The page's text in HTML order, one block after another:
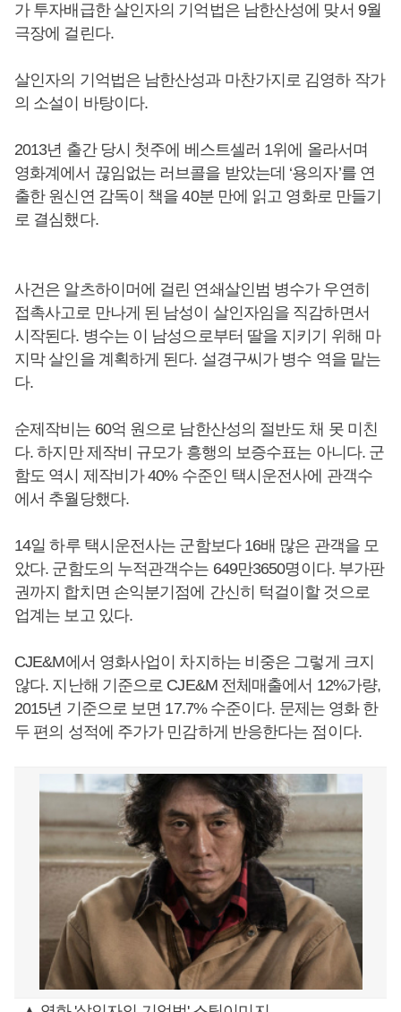
가 투자배급한 살인자의 기억법은 남한산성에 맞서 9월
극장에 걸린다.
살인자의 기억법은 남한산성과 마찬가지로 김영하 작가
의 소설이 바탕이다.
2013년 출간 당시 첫주에 베스트셀러 1위에 올라서며
영화계에서 끊임없는 러브콜을 받았는데 ‘용의자’를 연
출한 원신연 감독이 책을 40분 만에 읽고 영화로 만들기
로 결심했다.
사건은 알츠하이머에 걸린 연쇄살인범 병수가 우연히
접촉사고로 만나게 된 남성이 살인자임을 직감하면서
시작된다. 병수는 이 남성으로부터 딸을 지키기 위해 마
지막 살인을 계획하게 된다. 설경구씨가 병수 역을 맡는
다.
순제작비는 60억 원으로 남한산성의 절반도 채 못 미친
다. 하지만 제작비 규모가 흥행의 보증수표는 아니다. 군
함도 역시 제작비가 40% 수준인 택시운전사에 관객수
에서 추월당했다.
14일 하루 택시운전사는 군함보다 16배 많은 관객을 모
았다. 군함도의 누적관객수는 649만3650명이다. 부가판
권까지 합치면 손익분기점에 간신히 턱걸이할 것으로
업계는 보고 있다.
CJE&M에서 영화사업이 차지하는 비중은 그렇게 크지
않다. 지난해 기준으로 CJE&M 전체매출에서 12%가량,
2015년 기준으로 보면 17.7% 수준이다. 문제는 영화 한
두 편의 성적에 주가가 민감하게 반응한다는 점이다.